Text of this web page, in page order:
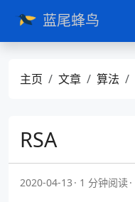
蓝尾蜂鸟
主页 文章 算法
RSA
2020-04-13 1 分钟阅读